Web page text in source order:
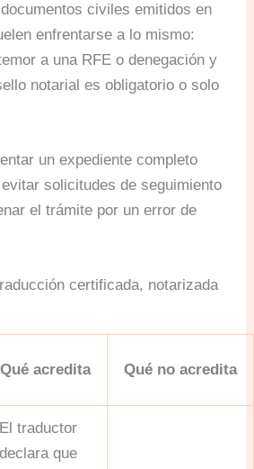
civiles emitidos en
enfrentarse a lo mismo:
a una RFE o denegación y
notarial es obligatorio o solo
un expediente completo
solicitudes de seguimiento
el trámite por un error de
certificada, notarizada
Qué acredita Qué no acredita
El traductor
declara que